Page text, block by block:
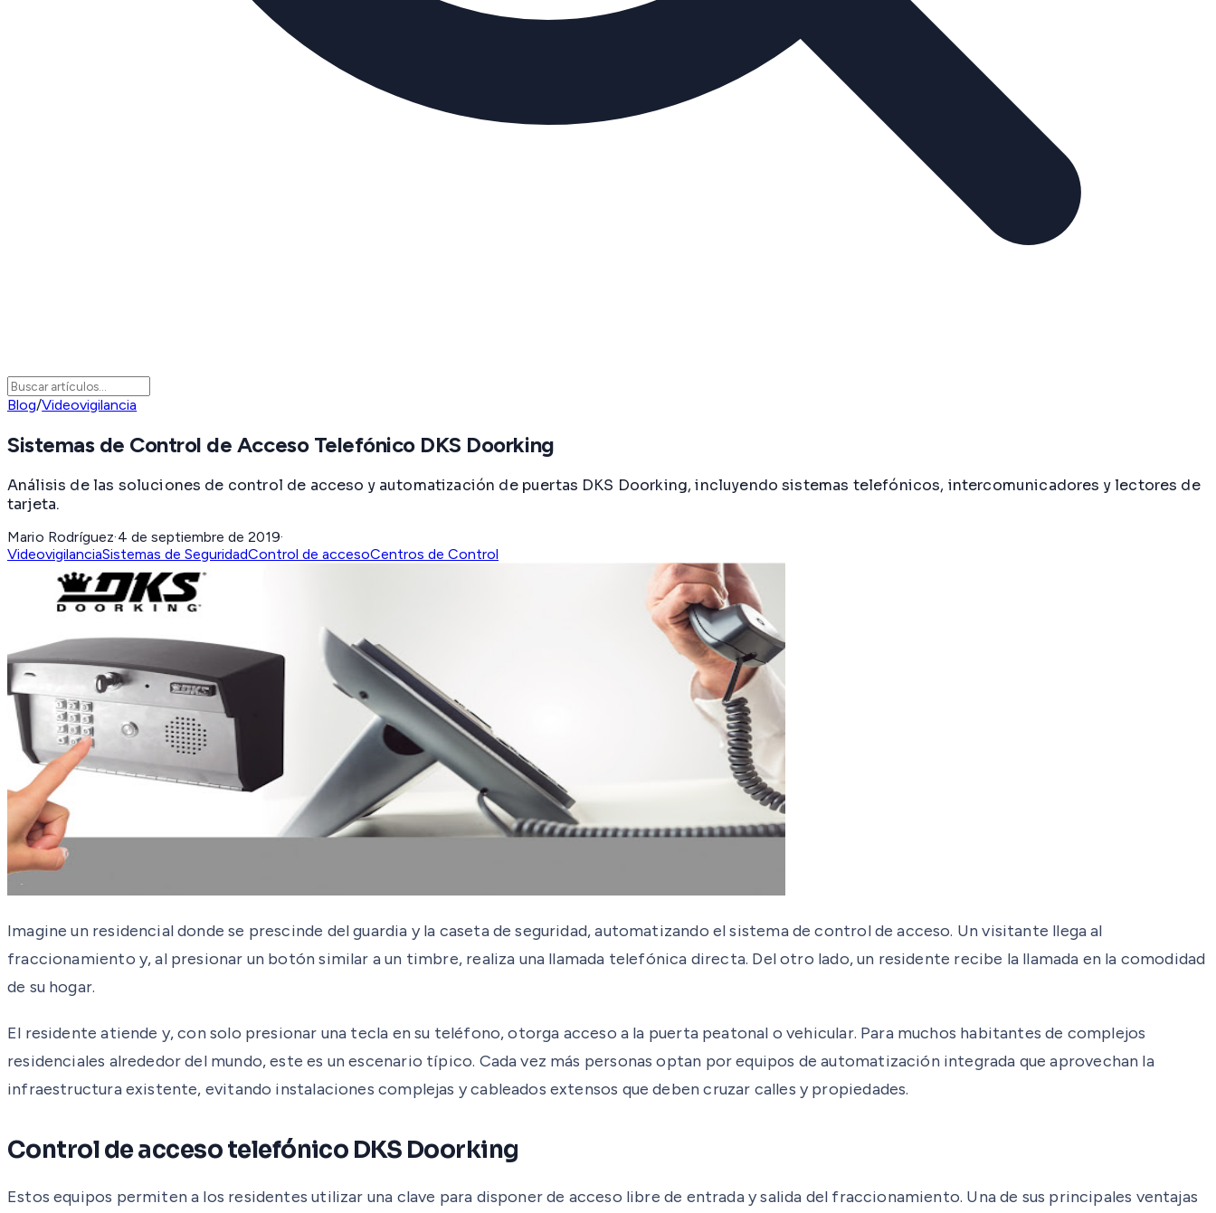
Blog/Videovigilancia
Sistemas de Control de Acceso Telefónico DKS Doorking
Análisis de las soluciones de control de acceso y automatización de puertas DKS Doorking, incluyendo sistemas telefónicos, intercomunicadores y lectores de
tarjeta.
Mario Rodríguez·4 de septiembre de 2019·
VideovigilanciaSistemas de SeguridadControl de accesoCentros de Control
Imagine un residencial donde se prescinde del guardia y la caseta de seguridad, automatizando el sistema de control de acceso. Un visitante llega al
fraccionamiento y, al presionar un botón similar a un timbre, realiza una llamada telefónica directa. Del otro lado, un residente recibe la llamada en la comodidad
de su hogar.
El residente atiende y, con solo presionar una tecla en su teléfono, otorga acceso a la puerta peatonal o vehicular. Para muchos habitantes de complejos
residenciales alrededor del mundo, este es un escenario típico. Cada vez más personas optan por equipos de automatización integrada que aprovechan la
infraestructura existente, evitando instalaciones complejas y cableados extensos que deben cruzar calles y propiedades.
Control de acceso telefónico DKS Doorking
Estos equipos permiten a los residentes utilizar una clave para disponer de acceso libre de entrada y salida del fraccionamiento. Una de sus principales ventajas